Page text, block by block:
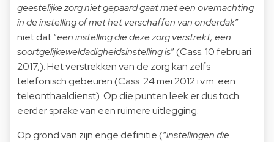
geestelijke zorg niet gepaard gaat met een overnachting
in de instelling of met het verschaffen van onderdak”
niet dat “een instelling die deze zorg verstrekt, een
soortgelijkeweldadigheidsinstelling is” (Cass. 10 februari
2017,). Het verstrekken van de zorg kan zelfs
telefonisch gebeuren (Cass. 24 mei 2012 i.v.m. een
teleonthaaldienst). Op die punten leek er dus toch
eerder sprake van een ruimere uitlegging.
Op grond van zijn enge definitie (“instellingen die